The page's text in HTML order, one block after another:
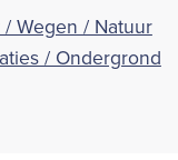
/ Wegen / Natuur
/ Ondergrond